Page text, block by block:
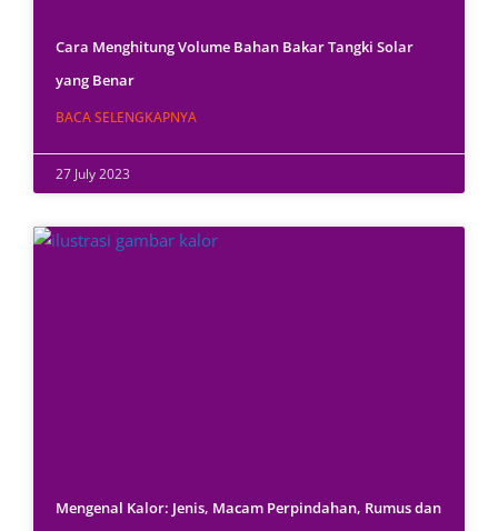
Cara Menghitung Volume Bahan Bakar Tangki Solar
yang Benar
BACA SELENGKAPNYA
27 July 2023
Mengenal Kalor: Jenis, Macam Perpindahan, Rumus dan